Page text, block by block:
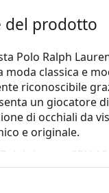
del prodotto
Polo Ralph
classica e
riconoscibile
un giocatore
di occhiali da
e originale.
Lauren 0PH